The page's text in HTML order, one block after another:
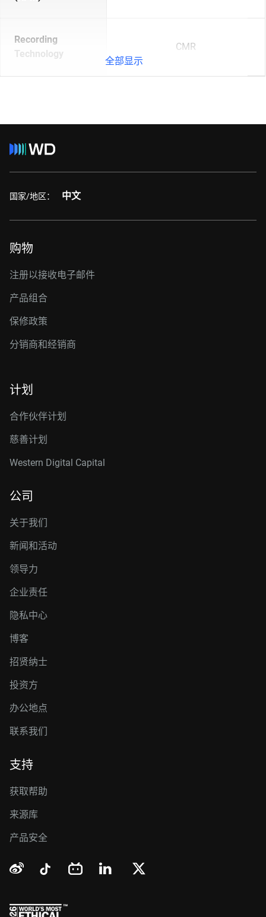
Recording
Technology
CMR
全部显示
国家/地区： 中文
购物
注册以接收电子邮件
产品组合
保修政策
分销商和经销商
计划
合作伙伴计划
慈善计划
Western Digital Capital
公司
关于我们
新闻和活动
领导力
企业责任
隐私中心
博客
招贤纳士
投资方
办公地点
联系我们
支持
获取帮助
来源库
产品安全